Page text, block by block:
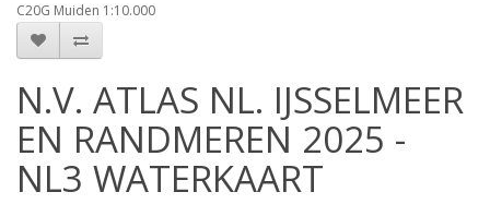
C20G Muiden 1:10.000
N.V. ATLAS NL. IJSSELMEER
EN RANDMEREN 2025 -
NL3 WATERKAART